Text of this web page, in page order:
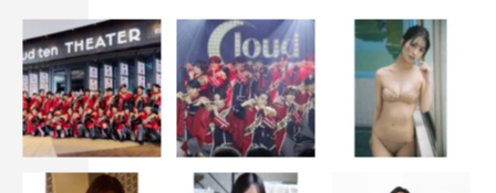
『ブギウギ』藤間爽子